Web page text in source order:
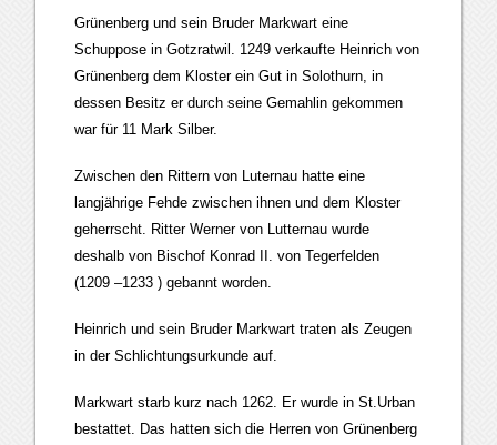
Grünenberg und sein Bruder Markwart eine
Schuppose in Gotzratwil. 1249 verkaufte Heinrich von
Grünenberg dem Kloster ein Gut in Solothurn, in
dessen Besitz er durch seine Gemahlin gekommen
war für 11 Mark Silber.
Zwischen den Rittern von Luternau hatte eine
langjährige Fehde zwischen ihnen und dem Kloster
geherrscht. Ritter Werner von Lutternau wurde
deshalb von Bischof Konrad II. von Tegerfelden
(1209 –1233 ) gebannt worden.
Heinrich und sein Bruder Markwart traten als Zeugen
in der Schlichtungsurkunde auf.
Markwart starb kurz nach 1262. Er wurde in St.Urban
bestattet. Das hatten sich die Herren von Grünenberg